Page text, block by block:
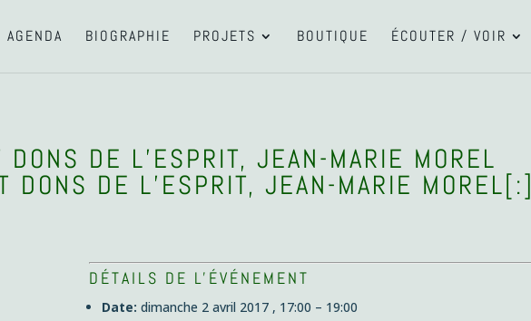
AGENDA BIOGRAPHIE PROJETS BOUTIQUE ÉCOUTER / VOIR
DE L’ESPRIT, JEAN-MARIE MOREL
DE L’ESPRIT, JEAN-MARIE MOREL[:]
DÉTAILS DE L'ÉVÉNEMENT
Date: dimanche 2 avril 2017 , 17:00 – 19:00